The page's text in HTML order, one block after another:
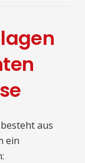
besteht aus
ein